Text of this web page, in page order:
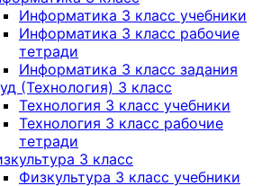
Информатика 3 класс учебники
Информатика 3 класс рабочие
тетради
Информатика 3 класс задания
(Технология) 3 класс
Технология 3 класс учебники
Технология 3 класс рабочие
тетради
3 класс
Физкультура 3 класс учебники